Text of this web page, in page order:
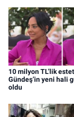
10 milyon TL’lik
Gündeş’in yeni hali
oldu